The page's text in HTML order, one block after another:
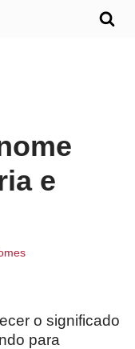
e
o significado
para